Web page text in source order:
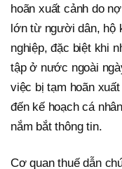
hoãn xuất cảnh do
lớn từ người dân, hộ
nghiệp, đặc biệt khi
tập ở nước ngoài
việc bị tạm hoãn
đến kế hoạch cá
nắm bắt thông tin.
Cơ quan thuế dẫn